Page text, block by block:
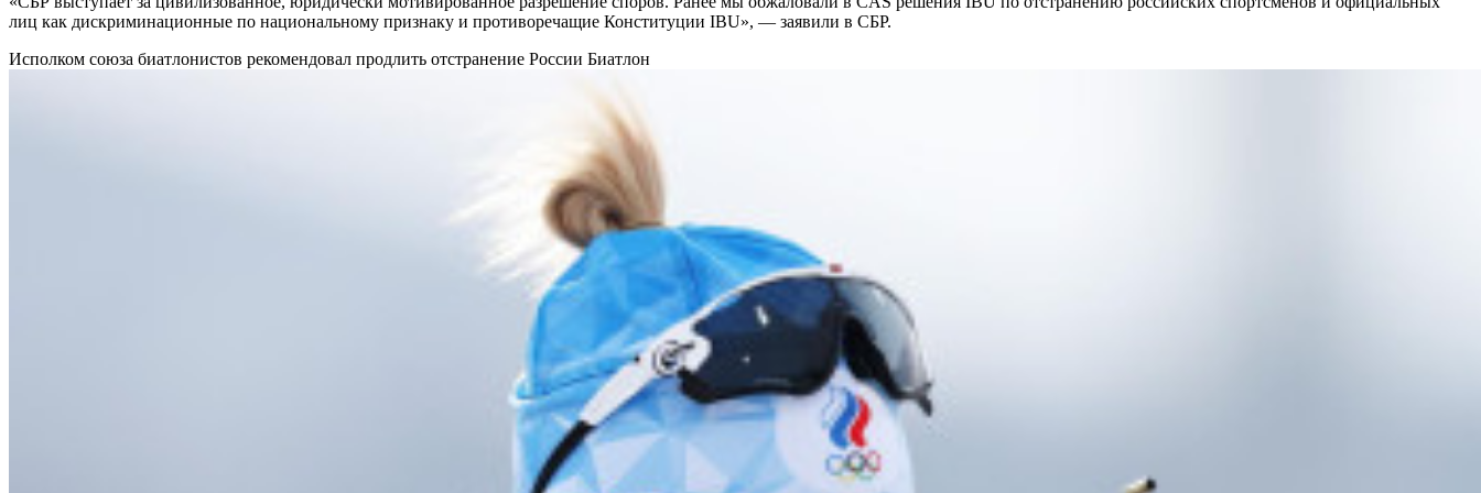
лиц как дискриминационные по национальному признаку и противоречащие Конституции IBU», — заявили в СБР.
Исполком союза биатлонистов рекомендовал продлить отстранение России Биатлон